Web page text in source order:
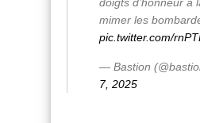
mimer les
pic.twitter.com/
— Bastion
7, 2025